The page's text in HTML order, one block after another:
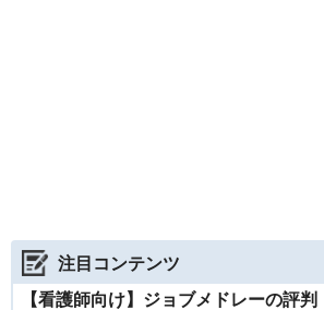
注目コンテンツ
【看護師向け】ジョブメドレーの評判